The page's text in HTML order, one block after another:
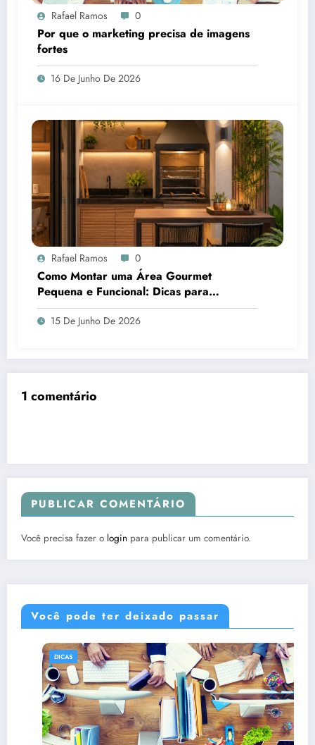
Rafael Ramos 0
Por que o marketing precisa de imagens
fortes
16 De Junho De 2026
Rafael Ramos 0
Como Montar uma Área Gourmet
Pequena e Funcional: Dicas para
Aproveitar Cada Espaço da Casa
15 De Junho De 2026
1 comentário
PUBLICAR COMENTÁRIO
Você precisa fazer o login para publicar um comentário.
Você pode ter deixado passar